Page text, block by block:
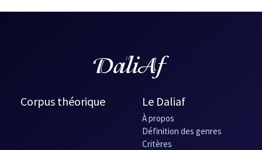
Corpus théorique Le Daliaf
À propos
Définition des genres
Critères